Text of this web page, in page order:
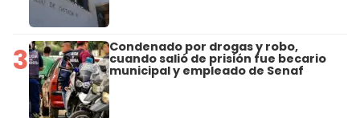
3 Condenado por drogas y robo,
cuando salió de prisión fue becario
municipal y empleado de Senaf